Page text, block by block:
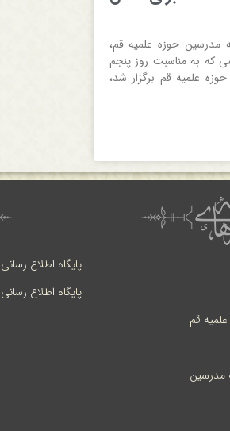
حوزه علمیه قم،
که به مناسبت روز پنجم
علمیه قم برگزار شد،
قم
مدرسین
پایگاه اطلاع
پایگاه اطلاع